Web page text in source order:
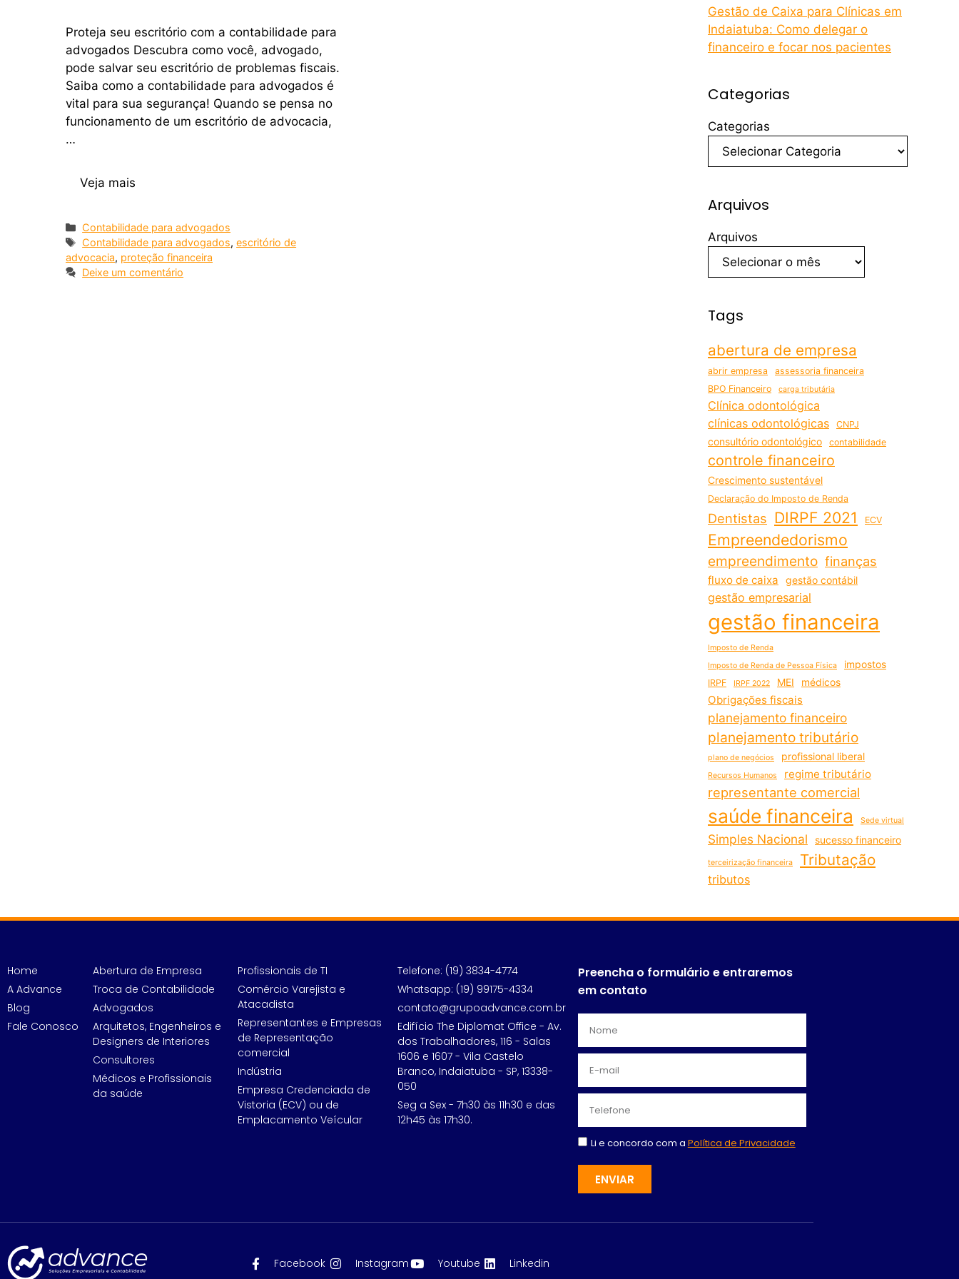
Proteja seu escritório com a contabilidade para
advogados Descubra como você, advogado,
pode salvar seu escritório de problemas fiscais.
Saiba como a contabilidade para advogados é
vital para sua segurança! Quando se pensa no
funcionamento de um escritório de advocacia,
…
Veja mais
Contabilidade para advogados
Contabilidade para advogados,escritório de
advocacia, proteção financeira
Deixe um comentário
Gestão de Caixa para Clínicas em
Indaiatuba: Como delegar o
financeiro e focar nos pacientes
Categorias
Categorias
Arquivos
Arquivos
Tags
abertura de empresa
abrir empresa
assessoria financeira
BPO Financeiro
carga tributária
Clínica odontológica
clínicas odontológicas
CNPJ
consultório odontológico contabilidade
controle financeiro
Crescimento sustentável
Declaração do Imposto de Renda
Dentistas DIRPF 2021 ECV
Empreendedorismo
empreendimento finanças
fluxo de caixa gestão contábil
gestão empresarial
gestão financeira
Imposto de Renda
Imposto de Renda de Pessoa Física
impostos
IRPF IRPF 2022 MEI médicos
Obrigações fiscais
planejamento financeiro
planejamento tributário
plano de negócios profissional liberal
Recursos Humanos regime tributário
representante comercial
saúde financeira Sede virtual
Simples Nacional sucesso financeiro
terceirização financeira Tributação
tributos
Home
A Advance
Blog
Fale Conosco
Abertura de Empresa
Troca de Contabilidade
Advogados
Arquitetos, Engenheiros e
Designers de Interiores
Consultores
Médicos e Profissionais
da saúde
Profissionais de TI
Comércio Varejista e
Atacadista
Representantes e Empresas
de Representação
comercial
Indústria
Empresa Credenciada de
Vistoria (ECV) ou de
Emplacamento Veícular
Telefone: (19) 3834-4774
Whatsapp: (19) 99175-4334
contato@grupoadvance.com.br
Edifício The Diplomat Office - Av.
dos Trabalhadores, 116 - Salas
1606 e 1607 - Vila Castelo
Branco, Indaiatuba - SP, 13338-
050
Seg a Sex - 7h30 às 11h30 e das
12h45 às 17h30.
Preencha o formulário e entraremos
em contato
Li e concordo com a Política de Privacidade
ENVIAR
Facebook Instagram Youtube Linkedin